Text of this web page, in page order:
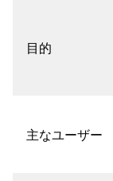
目的
主なユーザー